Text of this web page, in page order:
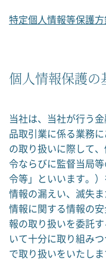
特定個人情報等保護
個人情報保護の
当社は、当社が行う
品取引業に係る業務
の取り扱いに際して
令ならびに監督当局
令等」といいます。
情報の漏えい、滅失
情報に関する情報の
報の取り扱いを委託
いて十分に取り組み
で取り扱いをいたしま